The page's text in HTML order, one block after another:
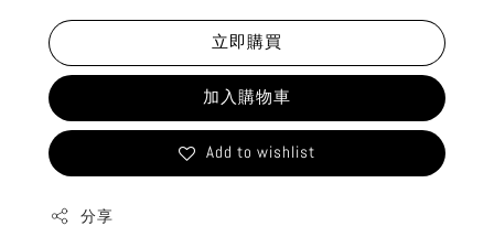
立即購買
加入購物車
Add to wishlist
分享